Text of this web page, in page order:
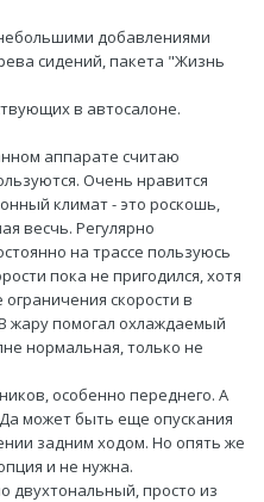
небольшими добавлениями
сидений, пакета "Жизнь
в автосалоне.
аппарате считаю
Очень нравится
климат - это роскошь,
весчь. Регулярно
на трассе пользуюсь
пока не пригодился, хотя
ограничения скорости в
жару помогал охлаждаемый
нормальная, только не
особенно переднего. А
может быть еще опускания
задним ходом. Но опять же
и не нужна.
двухтональный, просто из